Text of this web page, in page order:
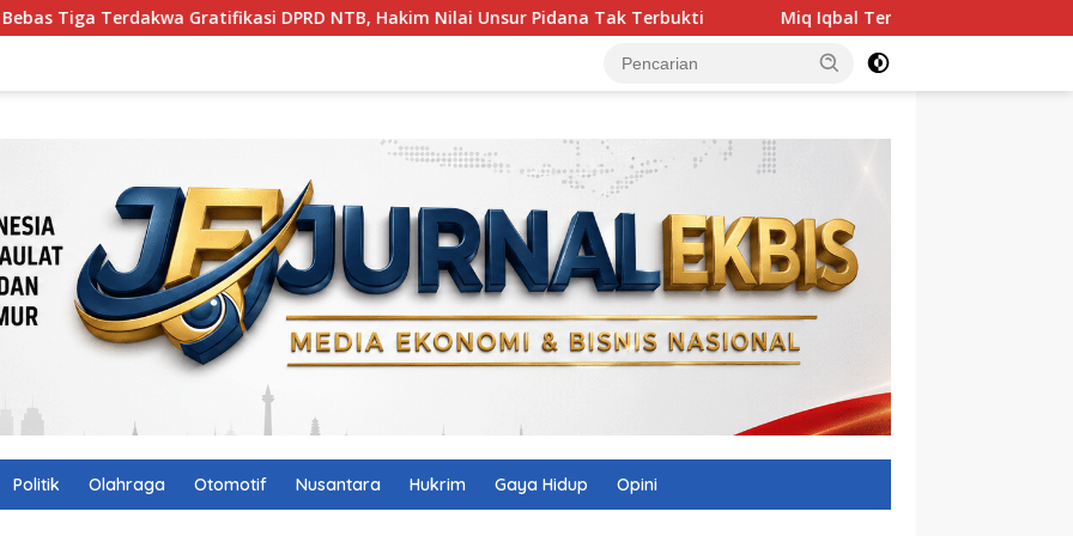
Gratifikasi DPRD NTB, Hakim Nilai Unsur Pidana Tak Terbukti Miq Iqbal Temukan Model SMK yang Hampir 100
Politik Olahraga Otomotif Nusantara Hukrim Gaya Hidup Opini